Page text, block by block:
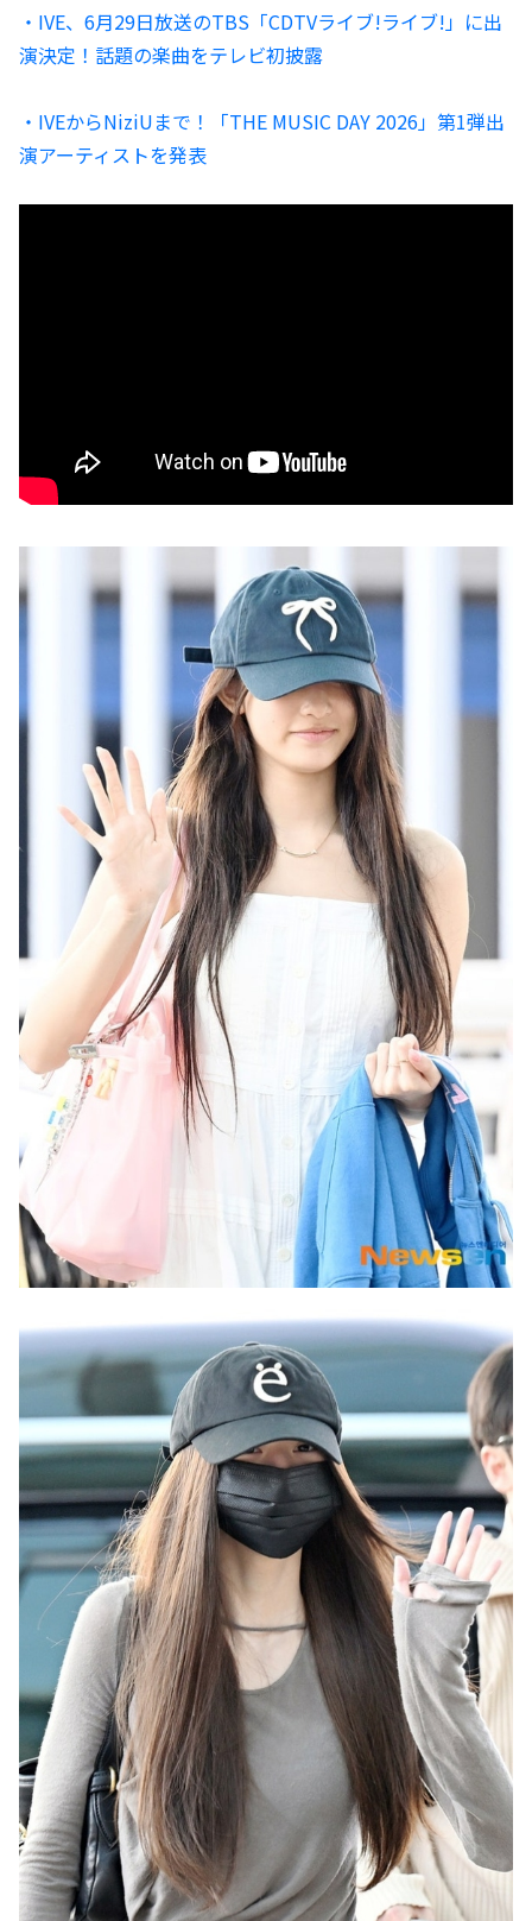
・IVE、6月29日放送のTBS「CDTVライブ!ライブ!」に出
演決定！話題の楽曲をテレビ初披露
・IVEからNiziUまで！「THE MUSIC DAY 2026」第1弾出
演アーティストを発表